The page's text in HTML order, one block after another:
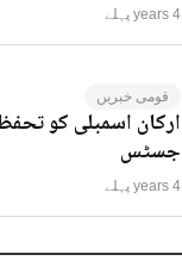
4 years پہلے
قومی خبریں
ارکان اسمبلی کو
جسٹس
4 years پہلے